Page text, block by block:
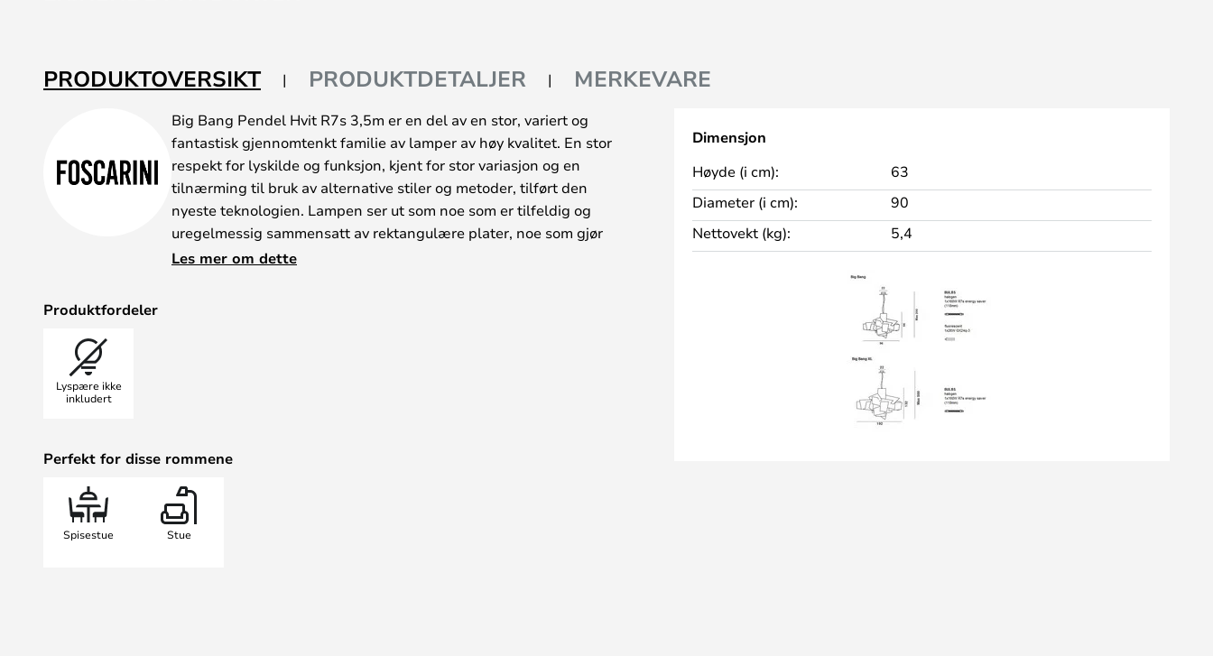
PRODUKTOVERSIKT PRODUKTDETALJER MERKEVARE
Big Bang Pendel Hvit R7s 3,5m er en del av en stor, variert og
fantastisk gjennomtenkt familie av lamper av høy kvalitet. En stor
respekt for lyskilde og funksjon, kjent for stor variasjon og en
tilnærming til bruk av alternative stiler og metoder, tilført den
nyeste teknologien. Lampen ser ut som noe som er tilfeldig og
uregelmessig sammensatt av rektangulære plater, noe som gjør
den spennende og dynamisk - noe som resulterer i et lys- og
offentlige bygninger. Dette skyldes bredden og fleksibiliteten som
Les mer om dette
Produktfordeler
Lyspære ikke
inkludert
Perfekt for disse rommene
Spisestue Stue
Dimensjon
Høyde (i cm):
63
Diameter (i cm):
90
Nettovekt (kg):
5,4